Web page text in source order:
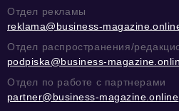
Отдел рекламы
reklama@business-
Отдел распространения/
podpiska@business-
Отдел по работе с партнерами
partner@business-magazine.online